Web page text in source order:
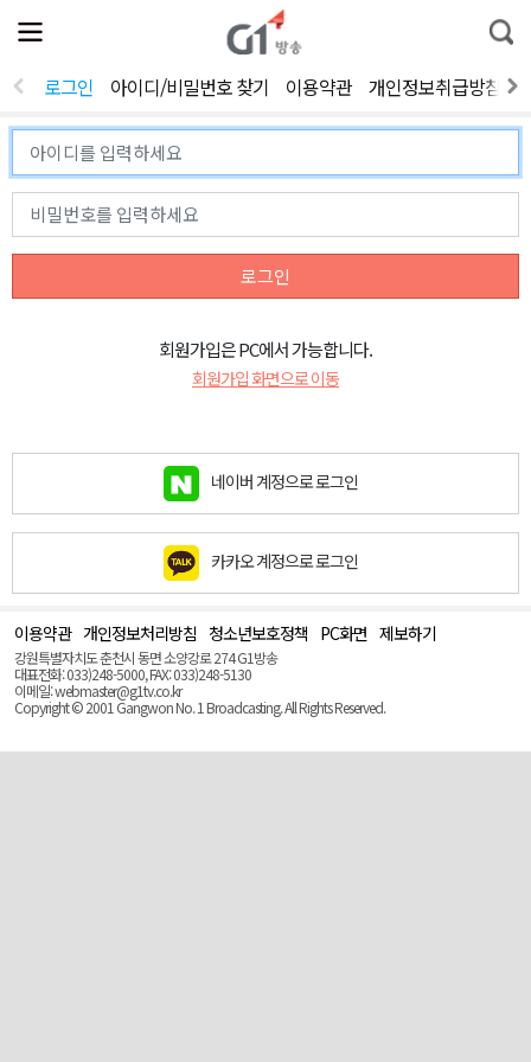
전
체
뉴
열
통
합
색
로그인 아이디/비밀번호 찾기 이용약관 개인정보취급방침
로그인
회원가입은 PC에서 가능합니다.
회원가입 화면으로 이동
네이버 계정으로 로그인
카카오 계정으로 로그인
이용약관 개인정보처리방침 청소년보호정책 PC화면 제보하기
강원특별자치도 춘천시 동면 소양강로 274 G1방송
대표전화: 033)248-5000, FAX: 033)248-5130
이메일: webmaster@g1tv.co.kr
Copyright © 2001 Gangwon No. 1 Broadcasting. All Rights Reserved.